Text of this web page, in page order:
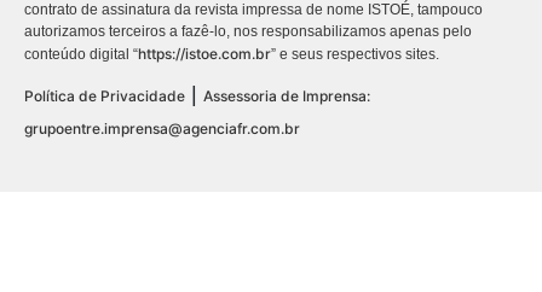
contrato de assinatura da revista impressa de nome ISTOÉ, tampouco
autorizamos terceiros a fazê-lo, nos responsabilizamos apenas pelo
conteúdo digital “https://istoe.com.br” e seus respectivos sites.
Política de Privacidade
Assessoria de Imprensa:
grupoentre.imprensa@agenciafr.com.br